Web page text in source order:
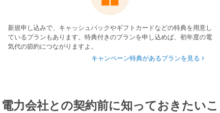
新規申し込みで、キャッシュバックやギフトカードなどの特典を用意し
ているプランもあります。特典付きのプランを申し込めば、初年度の電
気代の節約につながりますよ。
キャンペーン特典があるプランを見る
電力会社との契約前に知っておきたいこ